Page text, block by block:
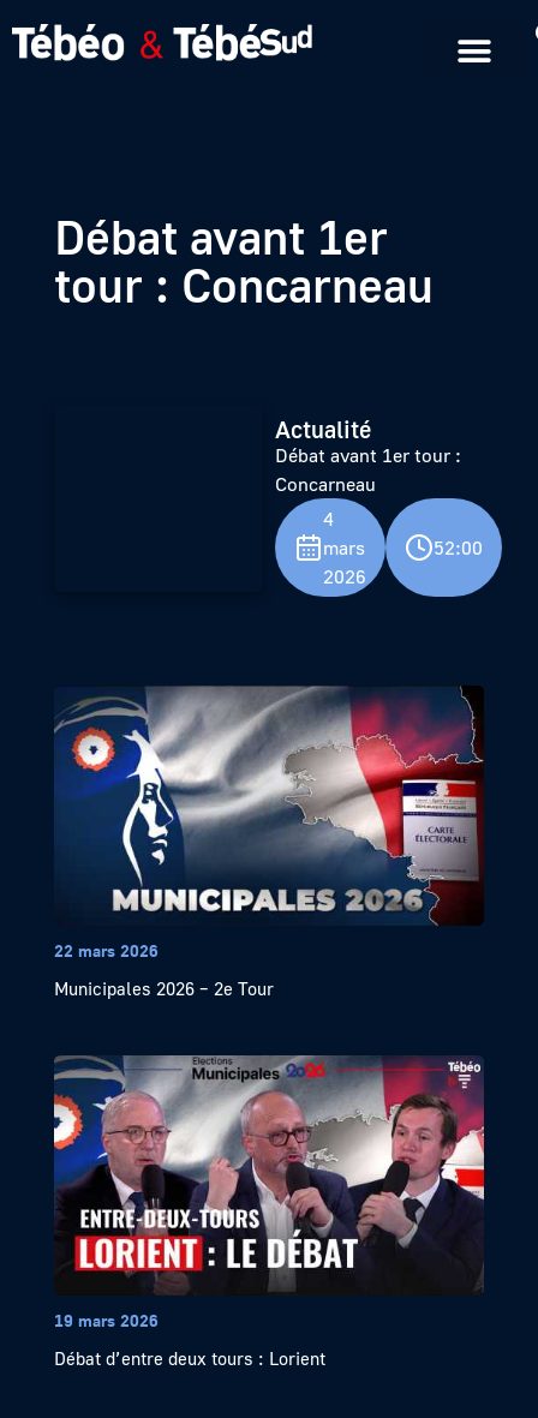
Débat avant 1er
tour : Concarneau
Actualité
Débat avant 1er tour :
Concarneau
4
mars
2026
52:00
22 mars 2026
Municipales 2026 – 2e Tour
19 mars 2026
Débat d’entre deux tours : Lorient